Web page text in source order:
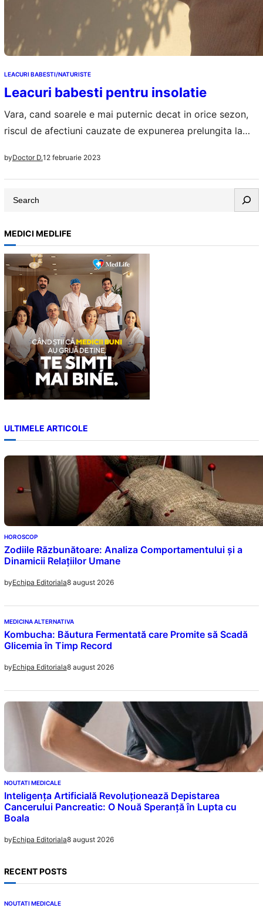
LEACURI BABESTI/NATURISTE
Leacuri babesti pentru insolatie
Vara, cand soarele e mai puternic decat in orice sezon,
riscul de afectiuni cauzate de expunerea prelungita la
afectiune de vara este insolatia. Insolatia apare ca
urmare a expunerii prelungite, adeseori necontrolate, la
soare. Nu ne protejam suficient de soare, nu avem ceva
byDoctor D.12 februarie 2023
a
r
c
h
MEDICI MEDLIFE
ULTIMELE ARTICOLE
HOROSCOP
Zodiile Răzbunătoare: Analiza Comportamentului și a
Dinamicii Relațiilor Umane
byEchipa Editoriala8 august 2026
MEDICINA ALTERNATIVA
Kombucha: Băutura Fermentată care Promite să Scadă
Glicemia în Timp Record
byEchipa Editoriala8 august 2026
NOUTATI MEDICALE
Inteligența Artificială Revoluționează Depistarea
Cancerului Pancreatic: O Nouă Speranță în Lupta cu
Boala
byEchipa Editoriala8 august 2026
RECENT POSTS
NOUTATI MEDICALE